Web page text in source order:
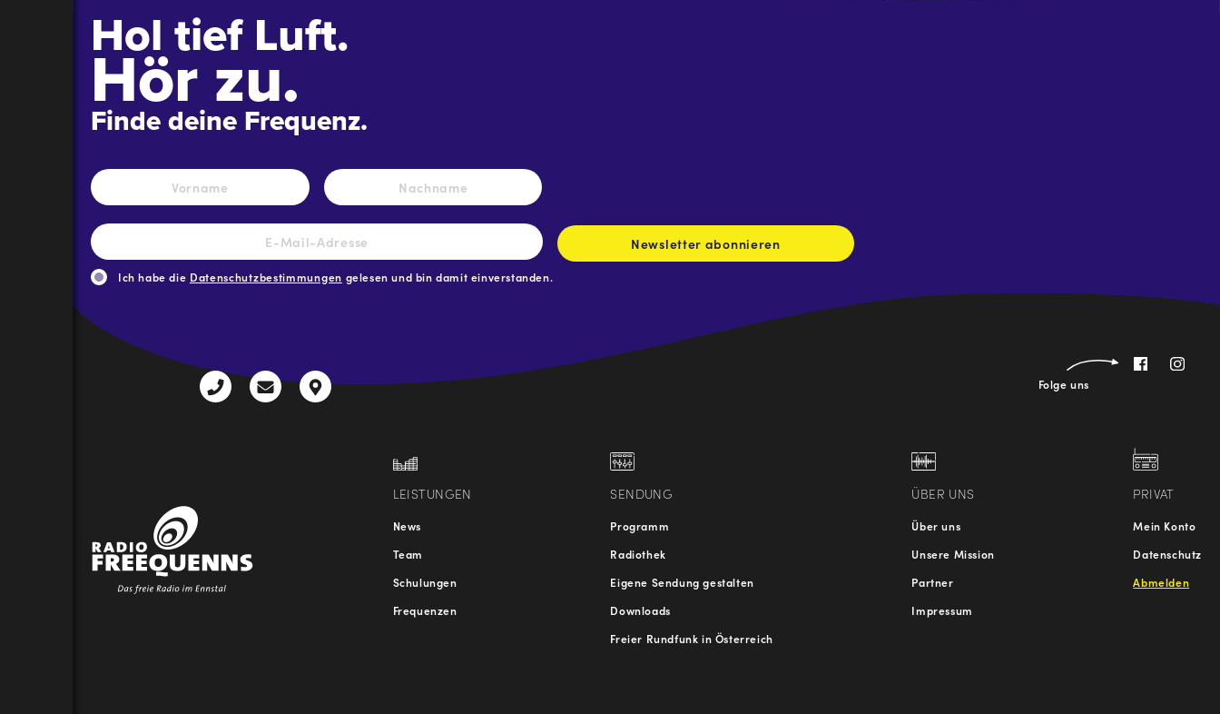
Hol tief Luft.
Hör zu.
Finde deine Frequenz.
Name *
Vorname Nachname
E-
Mail-
Adresse *
Newsletter abonnieren
Ich habe die Datenschutzbestimmungen gelesen und bin damit einverstanden.
Folge uns
+43
radio@freequenns.at
Kulturhausstraße
LEISTUNGEN
News
Team
Schulungen
Frequenzen
SENDUNG
Programm
Radiothek
Eigene Sendung gestalten
Downloads
Freier Rundfunk in Österreich
ÜBER UNS
Über uns
Unsere Mission
Partner
Impressum
PRIVAT
Mein Konto
Datenschutz
Abmelden